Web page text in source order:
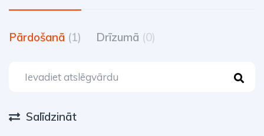
Pārdošanā (1) Drīzumā (0)
Salīdzināt